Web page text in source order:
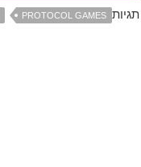
תגיות PROTOCOL GAMES